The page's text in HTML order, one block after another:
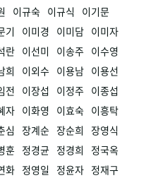
이규숙 이규식
이기문
기 이미경 이미담 이미자
란 이선미 이송주 이수영
희 이외수 이용남 이용선
전 이장섭 이정주 이종섭
자 이화영 이효숙 이흥탁
심 장계순 장순희 장영식
훈 정경균 정경희
정국옥
화 정영일 정윤자 정재구